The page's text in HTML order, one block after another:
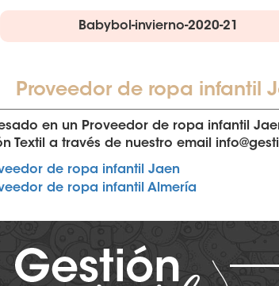
Babybol-invierno-2020-21
Proveedor de ropa infantil
en un Proveedor de ropa infantil
Textil a través de nuestro email
de ropa infantil Jaen
de ropa infantil Almería